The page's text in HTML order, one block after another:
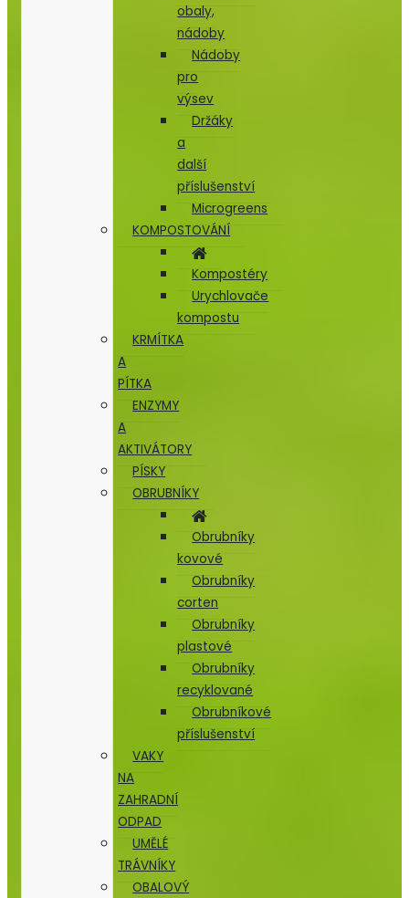
obaly,
nádoby
Nádoby
pro
výsev
Držáky
a
další
příslušenství
Microgreens
KOMPOSTOVÁNÍ
Kompostéry
Urychlovače
kompostu
KRMÍTKA
A
PÍTKA
ENZYMY
A
AKTIVÁTORY
PÍSKY
OBRUBNÍKY
Obrubníky
kovové
Obrubníky
corten
Obrubníky
plastové
Obrubníky
recyklované
Obrubníkové
příslušenství
VAKY
NA
ZAHRADNÍ
ODPAD
UMĚLÉ
TRÁVNÍKY
OBALOVÝ